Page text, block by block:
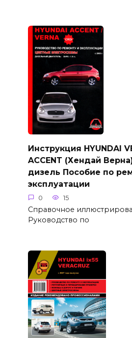
Инструкция HYUNDAI
ACCENT (Хендай
дизель Пособие по
эксплуатации
0 15
Справочное
Руководство по